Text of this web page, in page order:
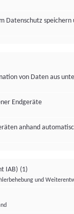
Datenschutz
von Daten aus
Endgeräte
anhand
IAB) (1)
und